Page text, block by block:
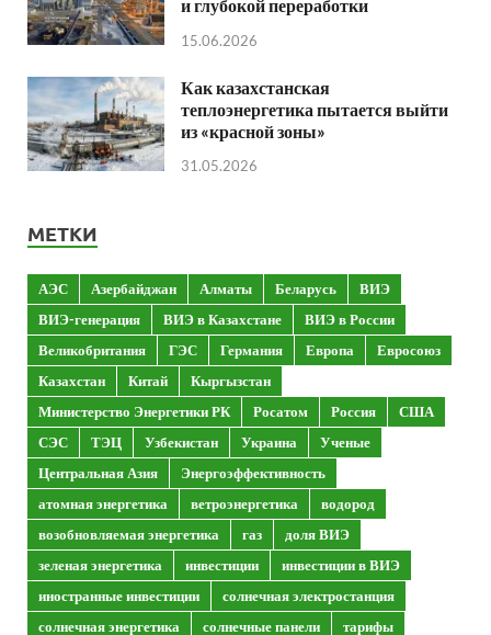
и глубокой переработки
15.06.2026
Как казахстанская
теплоэнергетика пытается выйти
из «красной зоны»
31.05.2026
МЕТКИ
АЭС Азербайджан Алматы Беларусь
ВИЭ
ВИЭ-генерация
ВИЭ в Казахстане
ВИЭ в России
Великобритания
ГЭС Германия Европа
Евросоюз
Казахстан
Китай
Кыргызстан
Министерство Энергетики РК
Росатом Россия
США
СЭС
ТЭЦ Узбекистан Украина
Ученые
Центральная Азия
Энергоэффективность
атомная энергетика
ветроэнергетика
водород
возобновляемая энергетика
газ
доля ВИЭ
зеленая энергетика
инвестиции
инвестиции в ВИЭ
иностранные инвестиции
солнечная электростанция
солнечная энергетика
солнечные панели
тарифы